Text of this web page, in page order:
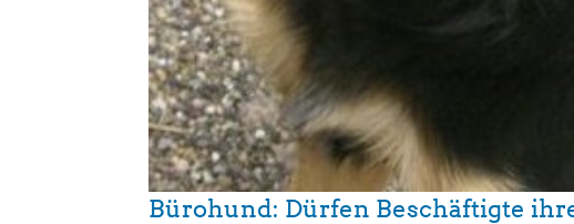
Bürohund: Dürfen Beschäftigte